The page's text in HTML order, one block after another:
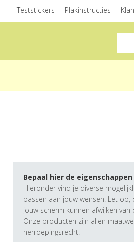
Teststickers Plakinstructies
Bepaal hier de
Hieronder vind je diverse
passen aan jouw wensen. Let op,
jouw scherm kunnen afwijken van
Onze producten zijn allen
herroepingsrecht.